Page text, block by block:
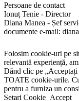
Persoane de contact
Ionuț Tenie - Director
Diana Manea - Șef
documente e-mail:
Folosim cookie-uri pe
relevantă experiență,
Dând clic pe „Acceptați
TOATE cookie-urile.
pentru a furniza un
Setari Cookie Accept